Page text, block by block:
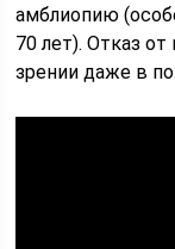
амблиопию
70 лет). Отказ
зрении даже в